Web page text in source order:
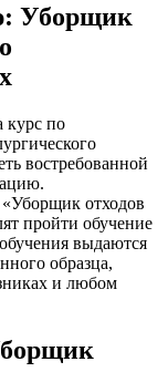
Уборщик
курс по
востребованной
отходов
пройти обучение
выдаются
образца,
и любом